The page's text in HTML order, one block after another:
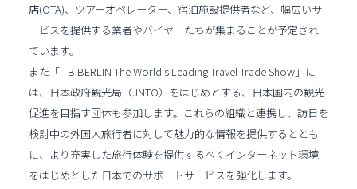
店(OTA)、ツアーオペレーター、宿泊施設提供者など、幅広いサ
ービスを提供する業者やバイヤーたちが集まることが予定され
ています。
また「ITB BERLIN The World's Leading Travel Trade Show」に
は、日本政府観光局（JNTO）をはじめとする、日本国内の観光
促進を目指す団体も参加します。これらの組織と連携し、訪日を
検討中の外国人旅行者に対して魅力的な情報を提供するととも
に、より充実した旅行体験を提供するべくインターネット環境
をはじめとした日本でのサポートサービスを強化します。